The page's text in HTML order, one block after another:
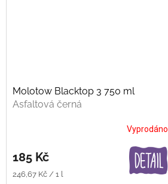
Molotow Blacktop 3 750 ml
Asfaltová černá
Vyprodáno
185 Kč
Měrná
246,67 Kč / 1 l